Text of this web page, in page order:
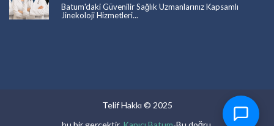
Batum'daki Güvenilir Sağlık Uzmanlarınız Kapsamlı
Jinekoloji Hizmetleri...
Telif Hakkı © 2025